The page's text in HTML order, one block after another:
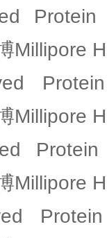
Millipore
Millipore
Millipore